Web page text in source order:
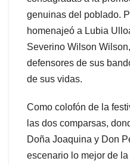
genuinas del poblado.
homenajeó a Lubia
Severino Wilson
defensores de sus
de sus vidas.
Como colofón de la
las dos comparsas,
Doña Joaquina y Don
escenario lo mejor de